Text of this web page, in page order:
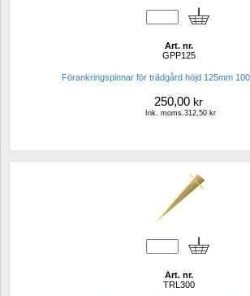
Art. nr.
GPP125
Förankringspinnar för trädgård höjd 125mm
250,00 kr
Ink. moms.312,50 kr
Art. nr.
TRL300